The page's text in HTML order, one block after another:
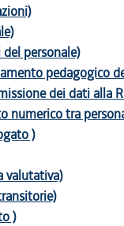
personale)
pedagogico
dei dati alla
numerico tra
)
valutativa)
)